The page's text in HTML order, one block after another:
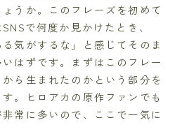
うか。このフレーズを初めて
で何度か見かけたとき、
気がするな」と感じてそのま
はずです。まずはこのフレー
ら生まれたのかという部分を
。ヒロアカの原作ファンでも
常に多いので、ここで一気に